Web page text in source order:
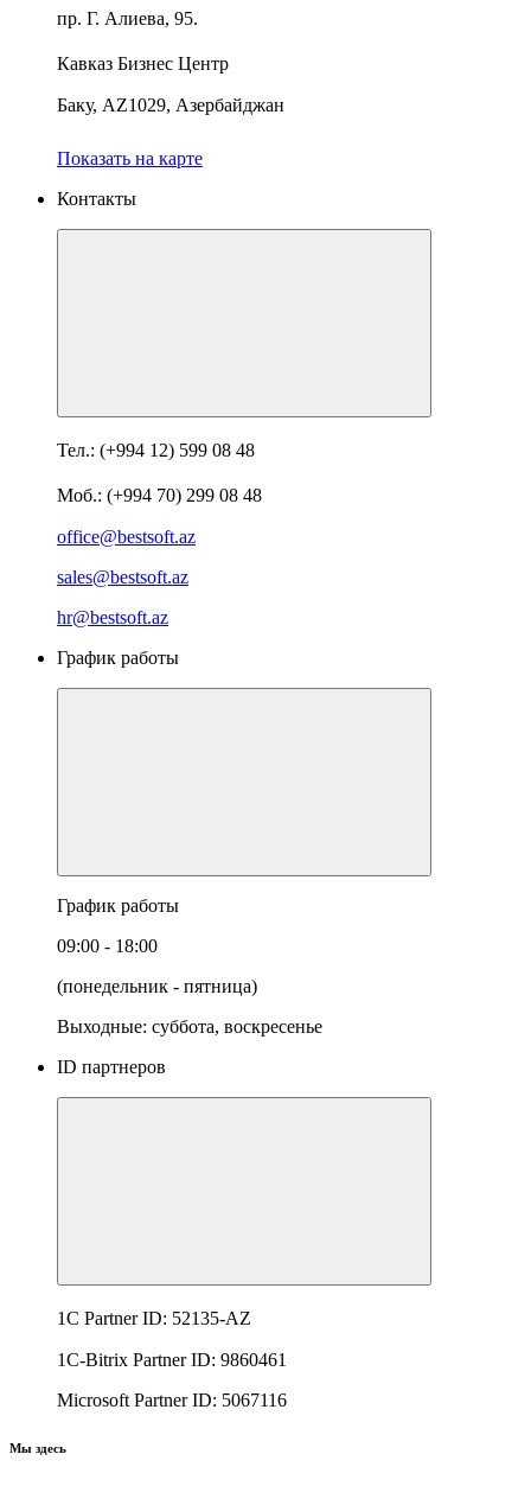
пр. Г. Алиева, 95.
Кавказ Бизнес Центр
Баку, AZ1029, Азербайджан
Показать на карте
Контакты
Тел.: (+994 12) 599 08 48
Моб.: (+994 70) 299 08 48
office@bestsoft.az
sales@bestsoft.az
hr@bestsoft.az
График работы
График работы
09:00 - 18:00
(понедельник - пятница)
Выходные: суббота, воскресенье
ID партнеров
1C Partner ID: 52135-AZ
1C-Bitrix Partner ID: 9860461
Microsoft Partner ID: 5067116
Мы здесь